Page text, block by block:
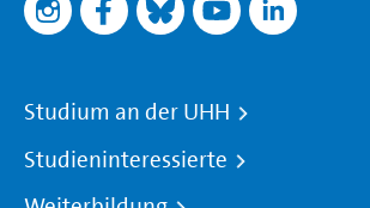
Studium an der UHH
Studieninteressierte